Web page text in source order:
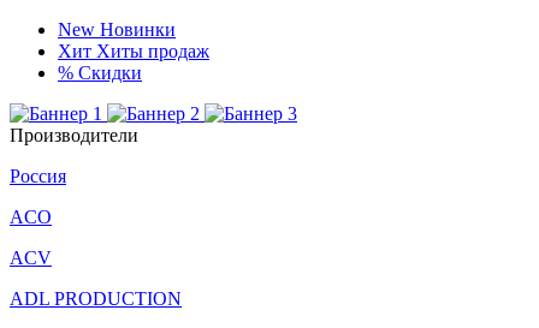
New Новинки
Хит Хиты продаж
% Скидки
Производители
Россия
ACO
ACV
ADL PRODUCTION